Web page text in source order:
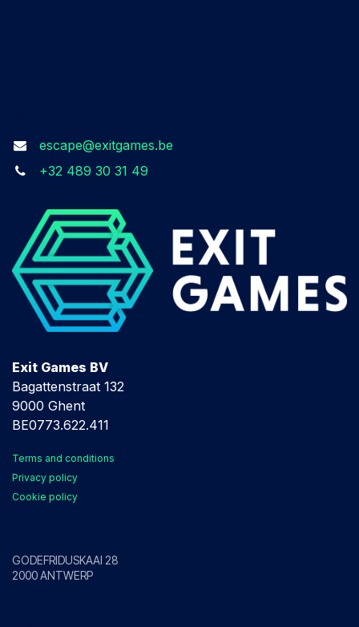
escape@exitgames.be
+32 489 30 31 49
Exit Games BV
Bagattenstraat 132
9000 Ghent
BE0773.622.411
Terms and conditions
Privacy policy
Cookie policy
GODEFRIDUSKAAI 28
2000 ANTWERP